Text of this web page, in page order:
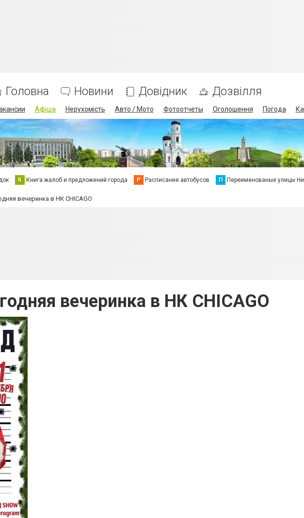
Головна Новини Довідник Дозвілля
Афіша Нерухомість Авто / Мото Фотоотчеты Оголошення Погода
К Книга жалоб и предложений города Р Расписание автобусов П Переименованые улицы
вечеринка в НК CHICAGO
вечеринка в НК CHICAGO